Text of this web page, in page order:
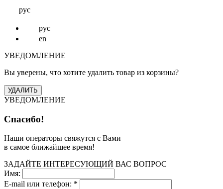
рус
рус
en
УВЕДОМЛЕНИЕ
Вы уверены, что хотите удалить товар из корзины?
УВЕДОМЛЕНИЕ
Спасибо!
Наши операторы свяжутся с Вами
в самое ближайшее время!
ЗАДАЙТЕ ИНТЕРЕСУЮЩИЙ ВАС ВОПРОС
Имя:
E-mail или телефон: *